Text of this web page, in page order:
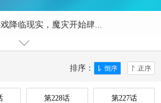
降临现实，魔灾开始肆...
排序：
第228话 第227话